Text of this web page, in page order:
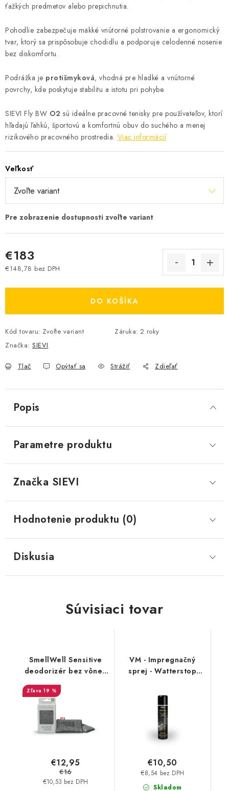
ťažkých predmetov alebo prepichnutia.
Pohodlie zabezpečuje mäkké vnútorné polstrovanie a ergonomický
tvar, ktorý sa prispôsobuje chodidlu a podporuje celodenné nosenie
bez diskomfortu.
Podrážka je protišmyková, vhodná pre hladké a vnútorné
povrchy, kde poskytuje stabilitu a istotu pri pohybe.
SIEVI Fly BW O2 sú ideálne pracovné tenisky pre používateľov, ktorí
hľadajú ľahkú, športovú a komfortnú obuv do suchého a menej
rizikového pracovného prostredia. Viac informácií
Veľkosť
€183
€148,78 bez DPH
DO KOŠÍKA
Kód tovaru: Zvoľte variant Záruka: 2 roky
Značka: SIEVI
Tlač Opýtať sa Strážiť Zdieľať
Popis
Parametre produktu
Značka SIEVI
Hodnotenie produktu (0)
Diskusia
Súvisiaci tovar
SmellWell Sensitive
deodorizér bez vône -
Grey
19 %
€10,53 bez DPH
€12,95
€16
VM - Impregnačný
sprej - Watterstop
Skladom
€8,54 bez DPH
€10,50